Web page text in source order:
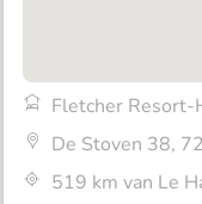
Fletcher Resort-
De Stoven 38,
519 km van Le